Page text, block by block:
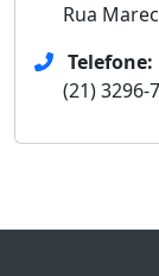
Rua
Telefone:
(21) 3296-